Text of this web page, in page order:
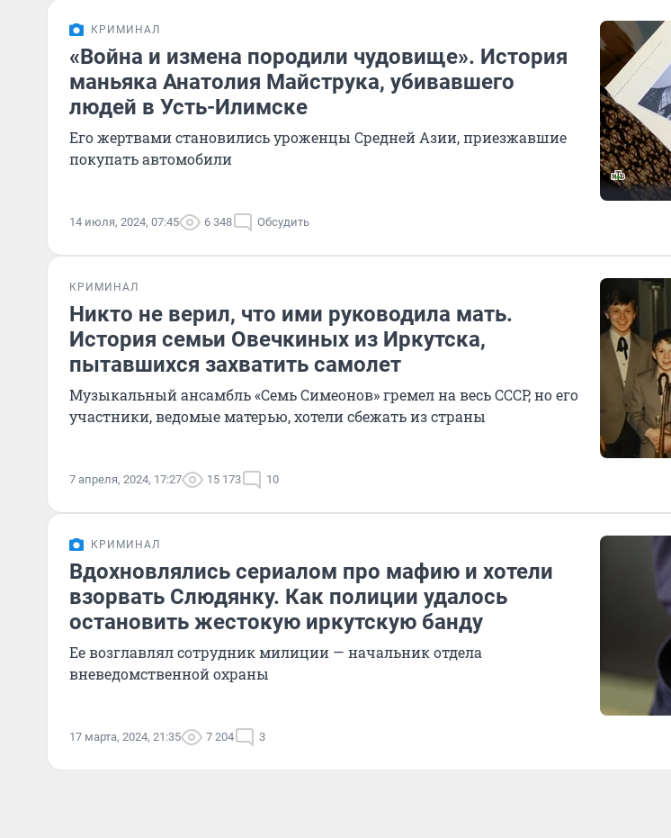
КРИМИНАЛ
«Война и измена породили чудовище». История
маньяка Анатолия Майструка, убивавшего
людей в Усть-Илимске
Его жертвами становились уроженцы Средней Азии, приезжавшие
покупать автомобили
14 июля, 2024, 07:45 6 348 Обсудить
КРИМИНАЛ
Никто не верил, что ими руководила мать.
История семьи Овечкиных из Иркутска,
пытавшихся захватить самолет
Музыкальный ансамбль «Семь Симеонов» гремел на весь СССР, но его
участники, ведомые матерью, хотели сбежать из страны
7 апреля, 2024, 17:27 15 173 10
КРИМИНАЛ
Вдохновлялись сериалом про мафию и хотели
взорвать Слюдянку. Как полиции удалось
остановить жестокую иркутскую банду
Ее возглавлял сотрудник милиции — начальник отдела
вневедомственной охраны
17 марта, 2024, 21:35 7 204 3